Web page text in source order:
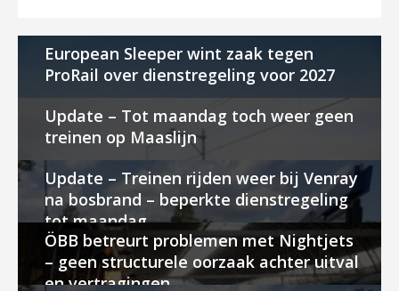
European Sleeper wint zaak tegen
ProRail over dienstregeling voor 2027
Update – Tot maandag toch weer geen
treinen op Maaslijn
Update – Treinen rijden weer bij Venray
na bosbrand – beperkte dienstregeling
tot maandag
ÖBB betreurt problemen met Nightjets
– geen structurele oorzaak achter uitval
en vertragingen